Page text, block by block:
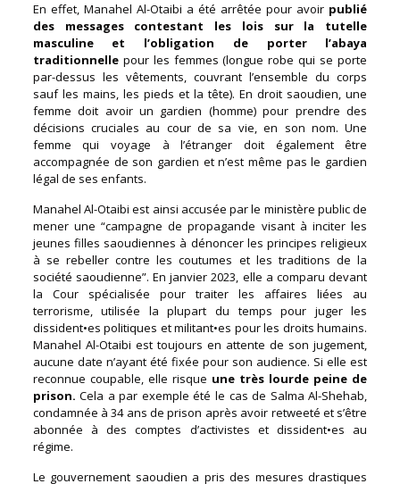
En effet, Manahel Al-Otaibi a été arrêtée pour avoir publié
des messages contestant les lois sur la tutelle
masculine et l’obligation de porter l’abaya
traditionnellepour les femmes (longue robe qui se porte
par-dessus les vêtements, couvrant l’ensemble du corps
sauf les mains, les pieds et la tête). En droit saoudien, une
femme doit avoir un gardien (homme) pour prendre des
décisions cruciales au cour de sa vie, en son nom. Une
femme qui voyage à l’étranger doit également être
accompagnée de son gardien et n’est même pas le gardien
légal de ses enfants.
Manahel Al-Otaibi est ainsi accusée par le ministère public de
mener une “campagne de propagande visant à inciter les
jeunes filles saoudiennes à dénoncer les principes religieux
à se rebeller contre les coutumes et les traditions de la
société saoudienne”. En janvier 2023, elle a comparu devant
la Cour spécialisée pour traiter les affaires liées au
terrorisme, utilisée la plupart du temps pour juger les
dissident•es politiques et militant•es pour les droits humains.
Manahel Al-Otaibi est toujours en attente de son jugement,
aucune date n’ayant été fixée pour son audience. Si elle est
reconnue coupable, elle risque une très lourde peine de
prison. Cela a par exemple été le cas de Salma Al-Shehab,
condamnée à 34 ans de prison après avoir retweeté et s’être
abonnée à des comptes d’activistes et dissident•es au
régime.
Le gouvernement saoudien a pris des mesures drastiques